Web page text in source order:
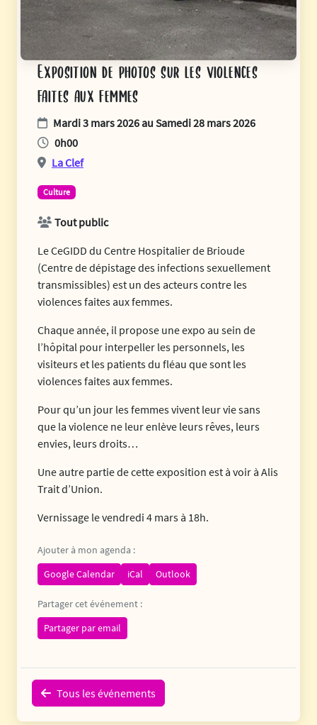
Exposition de photos sur les violences
faites aux femmes
Mardi 3 mars 2026 au Samedi 28 mars 2026
0h00
La Clef
Culture
Tout public
Le CeGIDD du Centre Hospitalier de Brioude
(Centre de dépistage des infections sexuellement
transmissibles) est un des acteurs contre les
violences faites aux femmes.
Chaque année, il propose une expo au sein de
l’hôpital pour interpeller les personnels, les
visiteurs et les patients du fléau que sont les
violences faites aux femmes.
Pour qu’un jour les femmes vivent leur vie sans
que la violence ne leur enlève leurs rêves, leurs
envies, leurs droits…
Une autre partie de cette exposition est à voir à Alis
Trait d’Union.
Vernissage le vendredi 4 mars à 18h.
Ajouter à mon agenda :
Google Calendar
iCal Outlook
Partager cet événement :
Partager par email
Tous les événements